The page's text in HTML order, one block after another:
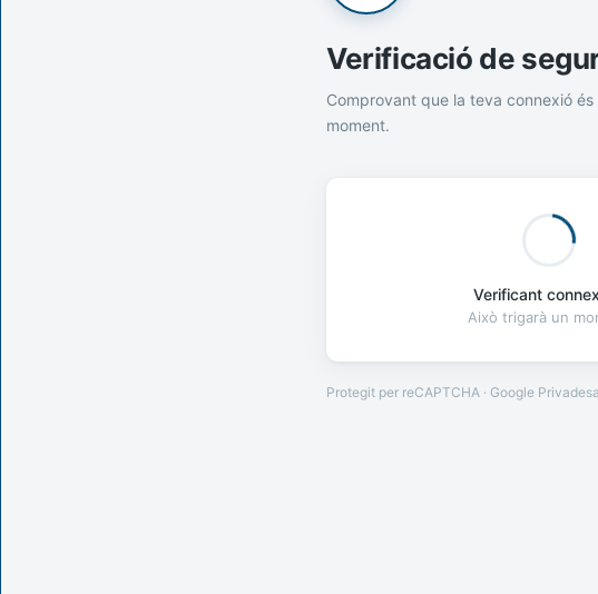
Verificació de
Comprovant que la teva connexió és
moment.
Verificant
Això trigarà un
Protegit per reCAPTCHA · Google Privadesa